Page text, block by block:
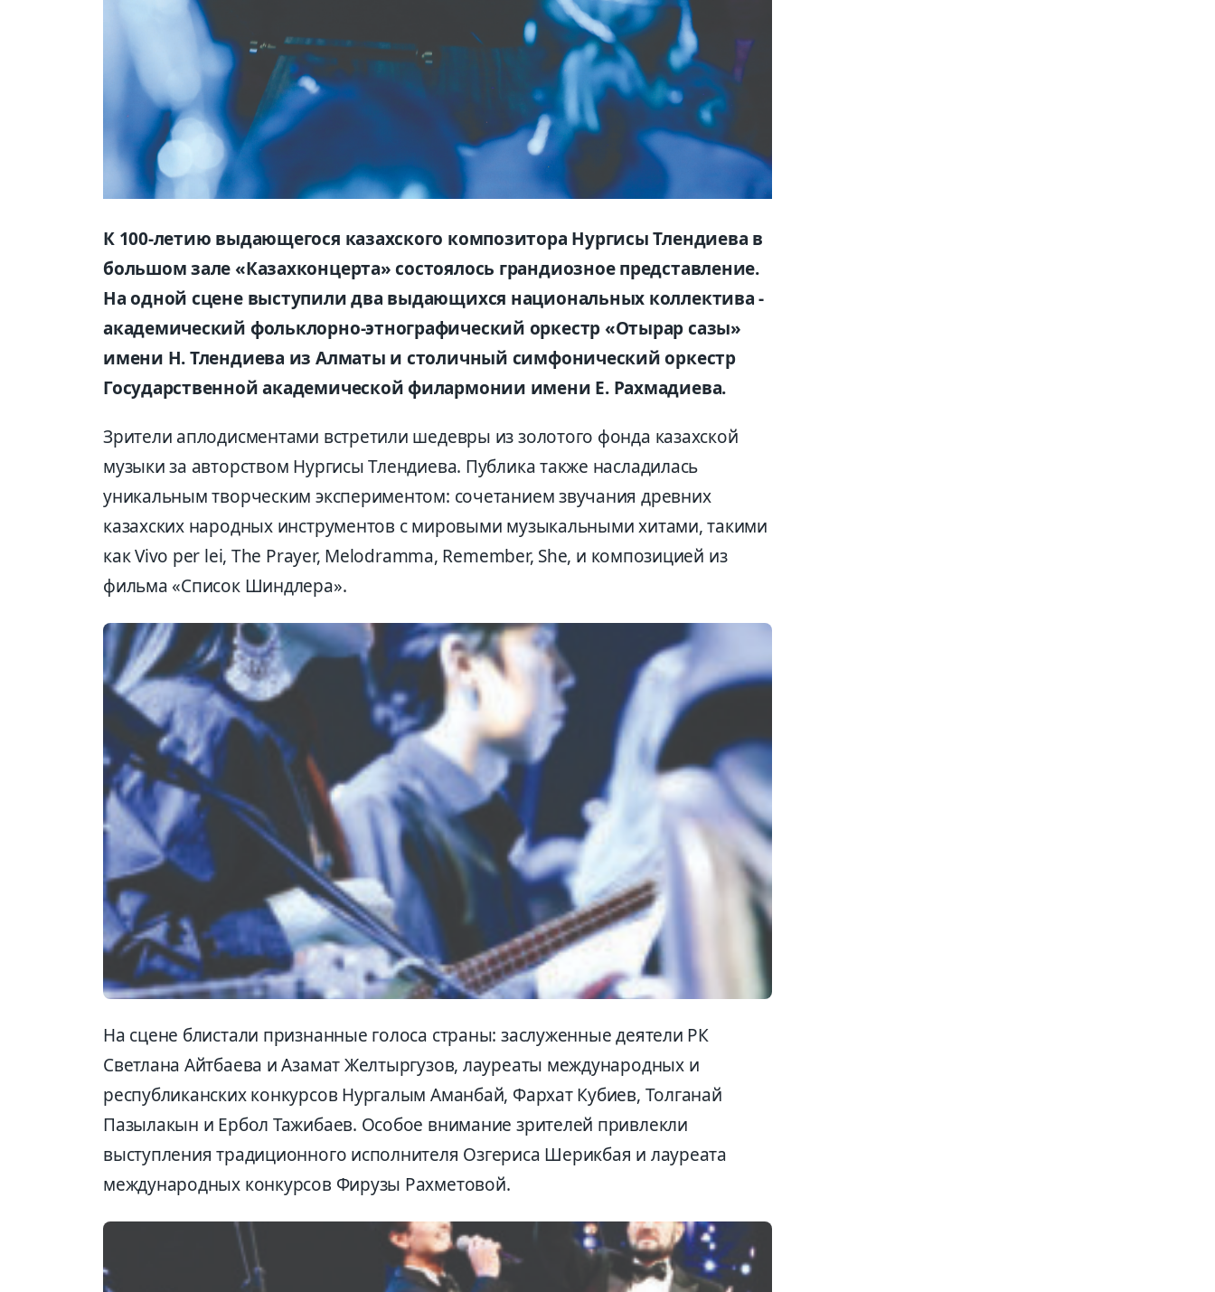
К 100-летию выдающегося казахского композитора Нургисы Тлендиева в
большом зале «Казахконцерта» состоялось грандиозное представление.
На одной сцене выступили два выдающихся национальных коллектива -
академический фольклорно-этнографический оркестр «Отырар сазы»
имени Н. Тлендиева из Алматы и столичный симфонический оркестр
Государственной академической филармонии имени Е. Рахмадиева.
Зрители аплодисментами встретили шедевры из золотого фонда казахской
музыки за авторством Нургисы Тлендиева. Публика также насладилась
уникальным творческим экспериментом: сочетанием звучания древних
казахских народных инструментов с мировыми музыкальными хитами, такими
как Vivo per lei, The Prayer, Melodramma, Remember, She, и композицией из
фильма «Список Шиндлера».
На сцене блистали признанные голоса страны: заслуженные деятели РК
Светлана Айтбаева и Азамат Желтыргузов, лауреаты международных и
республиканских конкурсов Нургалым Аманбай, Фархат Кубиев, Толганай
Пазылакын и Ербол Тажибаев. Особое внимание зрителей привлекли
выступления традиционного исполнителя Озгериса Шерикбая и лауреата
международных конкурсов Фирузы Рахметовой.